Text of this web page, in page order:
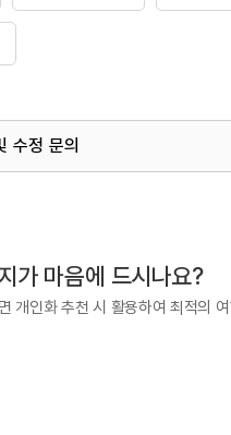
수정 문의
가 마음에 드시나요?
개인화 추천 시 활용하여 최적의